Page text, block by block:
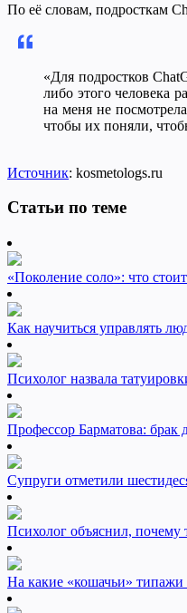
По её словам, подросткам
«Для подростков
либо этого человека
на меня не
чтобы их поняли,
Источник: kosmetologs.ru
Статьи по теме
«Поколение соло»: что
Как научиться управлять
Психолог назвала
Профессор Барматова: брак
Супруги отметили
Психолог объяснил, почему
На какие «кошачьи»